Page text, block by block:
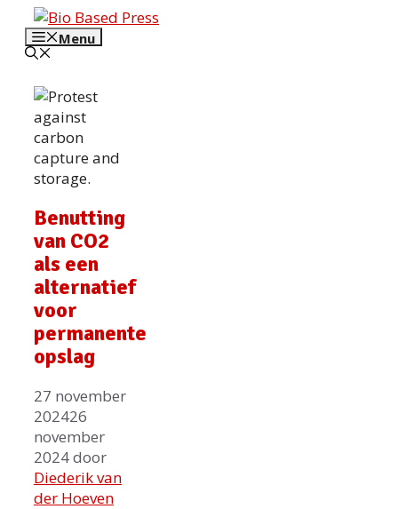
naar
Menu
Benutting
van CO2
als een
alternatief
voor
permanente
opslag
27 november
202426
november
2024door
Diederik van
der Hoeven